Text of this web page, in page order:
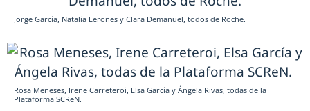
Jorge García, Natalia Lerones y Clara Demanuel, todos de Roche.
Rosa Meneses, Irene Carreteroi, Elsa García y Ángela Rivas, todas de la
Plataforma SCReN.